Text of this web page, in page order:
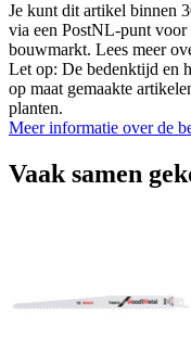
Je kunt dit artikel binnen
via een PostNL-punt
bouwmarkt. Lees meer
Let op: De bedenktijd en
op maat gemaakte
planten.
Meer informatie over de
Vaak samen